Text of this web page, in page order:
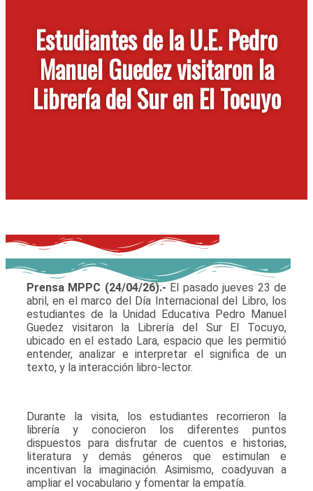
Estudiantes de la U.E. Pedro
Manuel Guedez visitaron la
Librería del Sur en El Tocuyo
Prensa MPPC (24/04/26).- El pasado jueves 23 de
abril, en el marco del Día Internacional del Libro, los
estudiantes de la Unidad Educativa Pedro Manuel
Guedez visitaron la Librería del Sur El Tocuyo,
ubicado en el estado Lara, espacio que les permitió
entender, analizar e interpretar el significa de un
texto, y la interacción libro-lector.
Durante la visita, los estudiantes recorrieron la
librería y conocieron los diferentes puntos
dispuestos para disfrutar de cuentos e historias,
literatura y demás géneros que estimulan e
incentivan la imaginación. Asimismo, coadyuvan a
ampliar el vocabulario y fomentar la empatía.